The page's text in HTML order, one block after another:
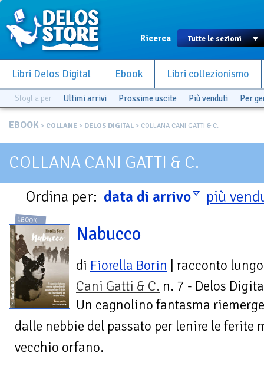
Ricerca
Libri Delos Digital Ebook Libri collezionismo
Sfoglia per Ultimi arrivi Prossime uscite Più venduti Per
EBOOK > COLLANE > DELOS DIGITAL > COLLANA CANI GATTI & C.
COLLANA CANI GATTI & C.
Ordina per: data di arrivo più
EBOOK
Nabucco
di Fiorella Borin | racconto lungo
Cani Gatti & C. n. 7 - Delos
Un cagnolino fantasma riemerge
dalle nebbie del passato per lenire le
vecchio orfano.